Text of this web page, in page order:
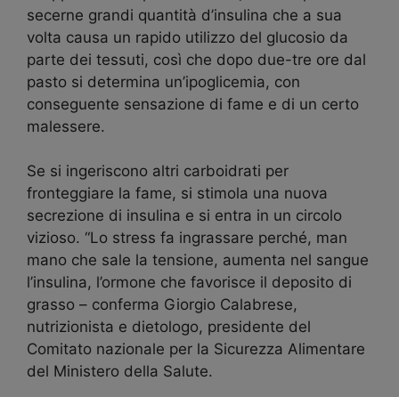
secerne grandi quantità d’insulina che a sua
volta causa un rapido utilizzo del glucosio da
parte dei tessuti, così che dopo due-tre ore dal
pasto si determina un’ipoglicemia, con
conseguente sensazione di fame e di un certo
malessere.
Se si ingeriscono altri carboidrati per
fronteggiare la fame, si stimola una nuova
secrezione di insulina e si entra in un circolo
vizioso. “Lo stress fa ingrassare perché, man
mano che sale la tensione, aumenta nel sangue
l’insulina, l’ormone che favorisce il deposito di
grasso – conferma Giorgio Calabrese,
nutrizionista e dietologo, presidente del
Comitato nazionale per la Sicurezza Alimentare
del Ministero della Salute.